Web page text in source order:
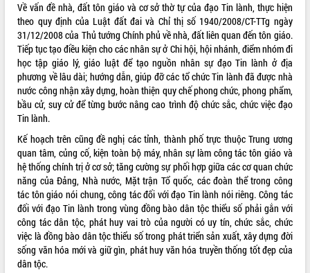
Về vấn đề nhà, đất tôn giáo và cơ sở thờ tự của đạo Tin lành, thực hiện
theo quy định của Luật đất đai và Chỉ thị số 1940/2008/CT-TTg ngày
31/12/2008 của Thủ tướng Chính phủ về nhà, đất liên quan đến tôn giáo.
Tiếp tục tạo điều kiện cho các nhân sự ở Chi hội, hội nhánh, điểm nhóm đi
học tập giáo lý, giáo luật để tạo nguồn nhân sự đạo Tin lành ở địa
phương về lâu dài; hướng dẫn, giúp đỡ các tổ chức Tin lành đã được nhà
nước công nhận xây dựng, hoàn thiện quy chế phong chức, phong phẩm,
bầu cử, suy cử để từng bước nâng cao trình độ chức sắc, chức việc đạo
Tin lành.
Kế hoạch trên cũng đề nghị các tỉnh, thành phố trực thuộc Trung ương
quan tâm, củng cố, kiện toàn bộ máy, nhân sự làm công tác tôn giáo và
hệ thống chính trị ở cơ sở; tăng cường sự phối hợp giữa các cơ quan chức
năng của Đảng, Nhà nước, Mặt trận Tổ quốc, các đoàn thể trong công
tác tôn giáo nói chung, công tác đối với đạo Tin lành nói riêng. Công tác
đối với đạo Tin lành trong vùng đồng bào dân tộc thiểu số phải gắn với
công tác dân tộc, phát huy vai trò của người có uy tín, chức sắc, chức
việc là đồng bào dân tộc thiểu số trong phát triển sản xuất, xây dựng đời
sống văn hóa mới và giữ gìn, phát huy văn hóa truyền thống tốt đẹp của
dân tộc.